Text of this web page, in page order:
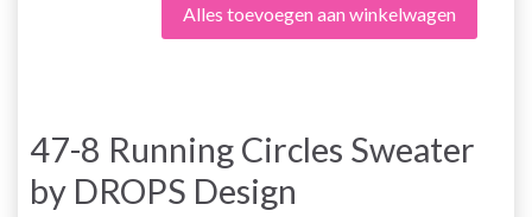
Alles toevoegen aan winkelwagen
47-8 Running Circles Sweater
by DROPS Design